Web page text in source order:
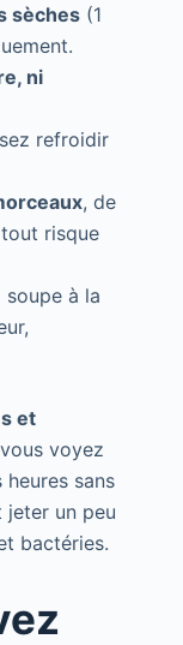
sèches (1
ni
refroidir
, de
risque
soupe à la
et
voyez
sans
jeter un peu
bactéries.